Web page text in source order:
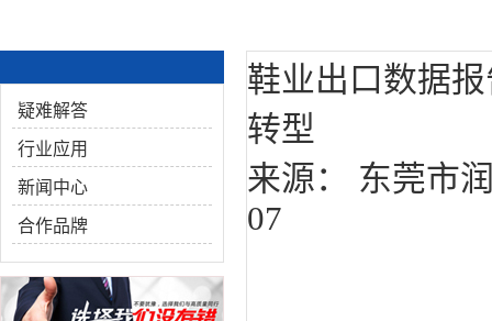
疑难解答
行业应用
新闻中心
合作品牌
鞋业出口数据
转型
来源： 东莞市
07